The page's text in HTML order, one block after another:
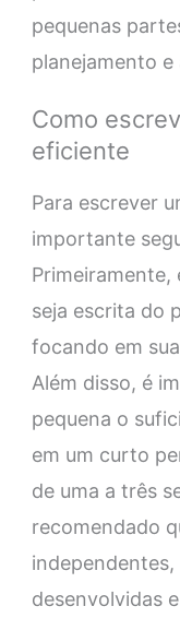
pequenas
planejamento
Como
eficiente
Para escrever
importante
Primeiramente,
seja escrita do
focando em
Além disso, é
pequena o
em um curto
de uma a três
recomendado
independentes,
desenvolvidas